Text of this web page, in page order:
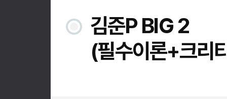
김준P BIG 2
(필수이론+크리